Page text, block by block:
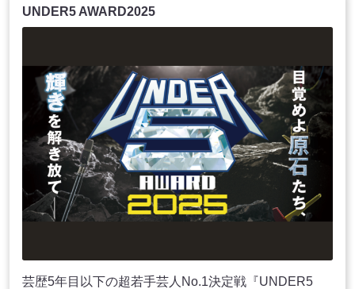
UNDER5 AWARD2025
芸歴5年目以下の超若手芸人No.1決定戦『UNDER5